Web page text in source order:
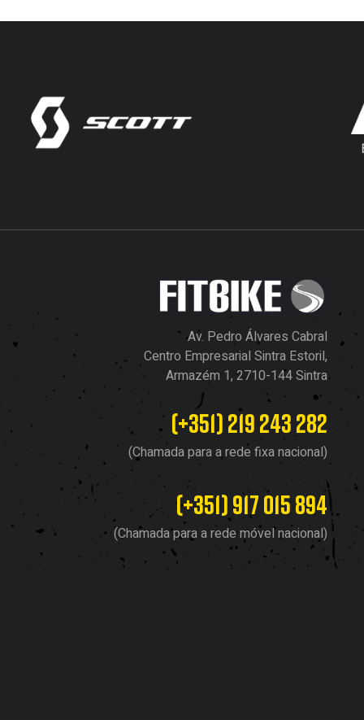
Av. Pedro Álvares Cabral
Centro Empresarial Sintra Estoril,
Armazém 1, 2710-144 Sintra
(+351) 219 243 282
(Chamada para a rede fixa nacional)
(+351) 917 015 894
(Chamada para a rede móvel nacional)